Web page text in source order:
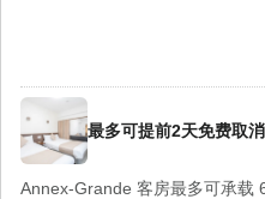
最多可提前2天免费取消
Annex-Grande 客房最多可承载